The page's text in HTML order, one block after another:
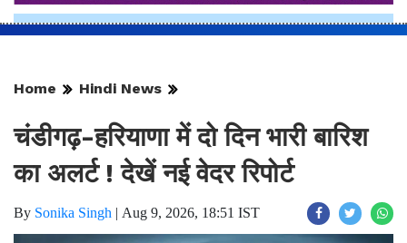
Home Hindi News
चंडीगढ़-हरियाणा में दो दिन भारी बारिश
का अलर्ट ! देखें नई वेदर रिपोर्ट
By Sonika Singh | Aug 9, 2026, 18:51 IST